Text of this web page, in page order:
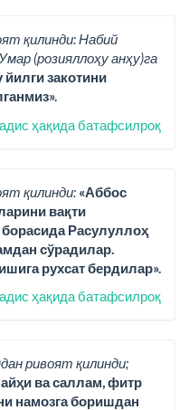
қилинди: Набий
(розияллоҳу анҳу)га
йилги закотини
ҳақида батафсилроқ
қилинди: «Аббос
вақти
Расулуллоҳ
сўрадилар.
рухсат бердилар».
ҳақида батафсилроқ
ривоят қилинди;
ва саллам, фитр
намозга боришдан